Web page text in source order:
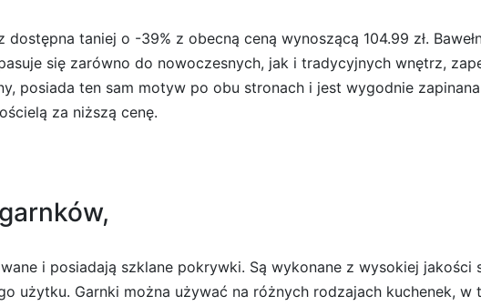
taniej o -39% z obecną ceną wynoszącą 104.99 zł.
się zarówno do nowoczesnych, jak i tradycyjnych wnętrz,
posiada ten sam motyw po obu stronach i jest wygodnie
za niższą cenę.
i posiadają szklane pokrywki. Są wykonane z wysokiej jakości
użytku. Garnki można używać na różnych rodzajach kuchenek, w